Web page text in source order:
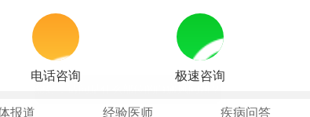
电话咨询 极速咨询
报道 经验医师 疾病问答